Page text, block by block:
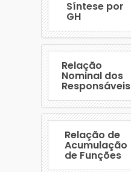
Síntese por
GH
Relação
Nominal dos
Responsáveis
Relação de
Acumulação
de Funções